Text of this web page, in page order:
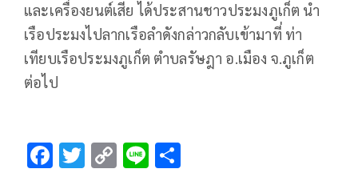
และเครื่องยนต์เสีย ได้ประสานชาวประมงภูเก็ต นำ
เรือประมงไปลากเรือลำดังกล่าวกลับเข้ามาที่ ท่า
เทียบเรือประมงภูเก็ต ตำบลรัษฎา อ.เมือง จ.ภูเก็ต
ต่อไป
F T C Li